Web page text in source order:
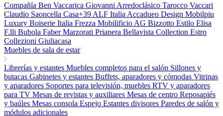
Compañía Ben Vaccarica Giovanni Arredoclásico Tarocco Vaccari
Claudio Saoncella Casa+39 ALF Italia Accadueo Design Mobilpiu
Luxury Boiserie Italia Frezza Mobilificio AG Bizzotto Estilo Elisa
F.lli Bubola FaberMarzorati Prianera Bellavista Collection Estro
Collezioni Giuliacasa
Muebles de sala de estar
Librerías y estantes Muebles completos para el salón Sillones y
butacas Gabinetes y estantes Buffets, aparadores y cómodas Vitrinas
y aparadores Soportes para televisión, muebles RTV y aparadores
para TV Mesas de revistas y auxiliares Mesas de centro Reposapiés
y baúles Mesas consola Espejo Estantes divisores Paredes de salón y
módulos adicionales